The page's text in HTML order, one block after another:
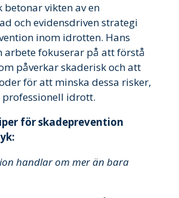
betonar vikten av en
och evidensdriven strategi
inom idrotten. Hans
arbete fokuserar på att förstå
påverkar skaderisk och att
för att minska dessa risker,
idrott.
för skadeprevention
handlar om mer än bara